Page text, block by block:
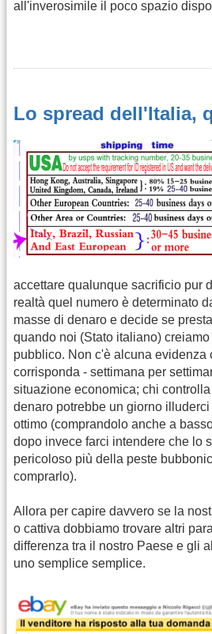
all'inverosimile il poco spazio
Lo spread dell'Italia,
accettare qualunque sacrificio pur
realtà quel numero è determinato
masse di denaro e decide se
quando noi (Stato italiano)
pubblico. Non c'è alcuna evidenza
corrisponda - settimana per
situazione economica; chi
denaro potrebbe un giorno
ottimo (comprandolo anche a
dopo invece farci intendere che lo
pericoloso più della peste
comprarlo).
Allora per capire davvero se la
o cattiva dobbiamo trovare altri
differenza tra il nostro Paese e gli
uno semplice semplice.